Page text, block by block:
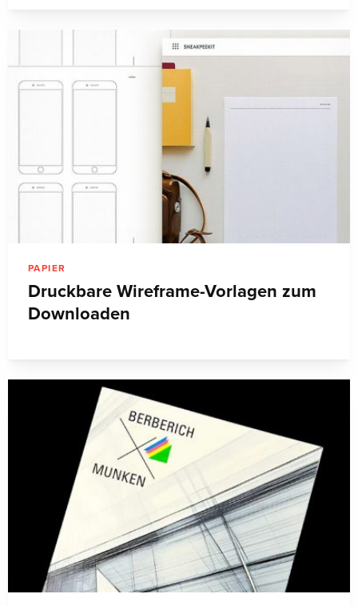
PAPIER
Druckbare Wireframe-Vorlagen zum
Downloaden